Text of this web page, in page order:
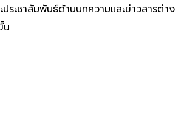
ระชาสัมพันธ์ด้านบทความและข่าวสารต่าง
น